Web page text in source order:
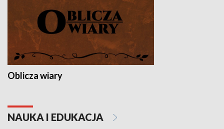
Oblicza wiary
NAUKA I EDUKACJA